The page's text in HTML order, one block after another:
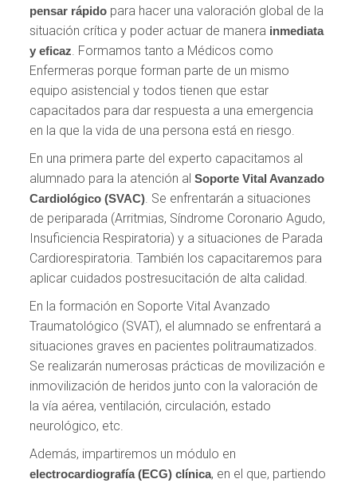
pensar rápido para hacer una valoración global de la
situación crítica y poder actuar de manera inmediata
y eficaz. Formamos tanto a Médicos como
Enfermeras porque forman parte de un mismo
equipo asistencial y todos tienen que estar
capacitados para dar respuesta a una emergencia
en la que la vida de una persona está en riesgo.
En una primera parte del experto capacitamos al
alumnado para la atención alSoporte Vital Avanzado
Cardiológico (SVAC). Se enfrentarán a situaciones
de periparada (Arritmias, Síndrome Coronario Agudo,
Insuficiencia Respiratoria) y a situaciones de Parada
Cardiorespiratoria. También los capacitaremos para
aplicar cuidados postresucitación de alta calidad.
En la formación en Soporte Vital Avanzado
Traumatológico (SVAT), el alumnado se enfrentará a
situaciones graves en pacientes politraumatizados.
Se realizarán numerosas prácticas de movilización e
inmovilización de heridos junto con la valoración de
la vía aérea, ventilación, circulación, estado
neurológico, etc.
Además, impartiremos un módulo en
electrocardiografía (ECG) clínica, en el que, partiendo